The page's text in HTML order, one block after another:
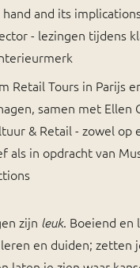
hand and its
- lezingen tijdens
Retail Tours in Parijs
samen met Ellen
& Retail - zowel op
als in opdracht van
zijn leuk. Boeiend en
en duiden; zetten